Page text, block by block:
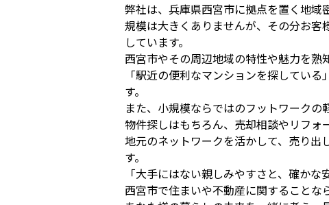
弊社は、兵庫県西宮市に拠点を置く地域
規模は大きくありませんが、その分お
しています。
西宮市やその周辺地域の特性や魅力を熟
「駅近の便利なマンションを探してい
す。
また、小規模ならではのフットワークの
物件探しはもちろん、売却相談やリフォ
地元のネットワークを活かして、売り
す。
「大手にはない親しみやすさと、確かな
西宮市で住まいや不動産に関することな